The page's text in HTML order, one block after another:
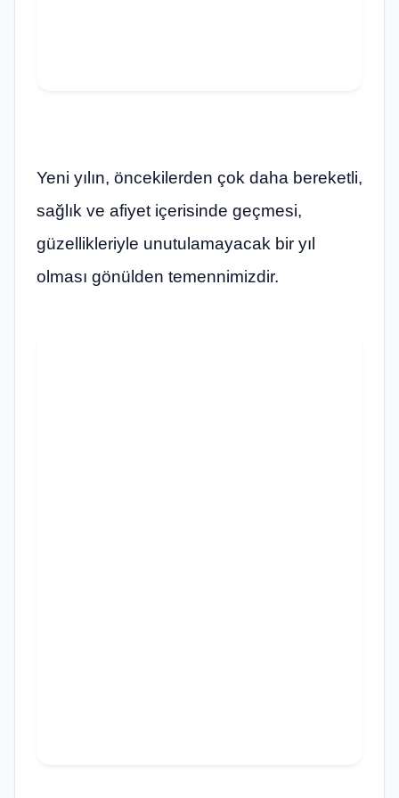
Yeni yılın, öncekilerden çok daha bereketli,
sağlık ve afiyet içerisinde geçmesi,
güzellikleriyle unutulamayacak bir yıl
olması gönülden temennimizdir.